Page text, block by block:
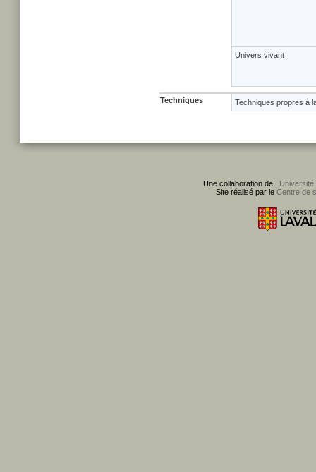
Univers vivant
Techniques Techniques propres à
Une collaboration de : Université
Site réalisé par le Centre de